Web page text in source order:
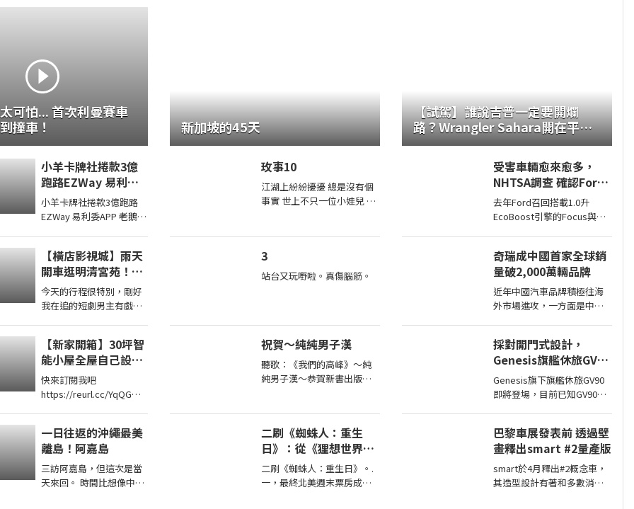
可怕... 首次利曼賽車
撞車！
小羊卡牌社捲款3億
跑路EZWay 易利委
APP 老鵝特搜1836
小羊卡牌社捲款3億跑路
EZWay 易利委APP 老鵝特
延長至8月14日 ...
【橫店影視城】雨天
開車逛明清宮苑！獨
家進入劇組探班，直
擊短劇男主定妝現
今天的行程很特別，剛好
我在追的短劇男主有戲要
看看，螢幕上的霸總私底
下是 ...
【新家開箱】30坪智
能小屋全屋自己設
計！自己裝潢居然省
了100萬！
快來訂閱我吧
https://reurl.cc/YqQGW0
我的FB在這兒
https://reurl.cc/5d9p5q
我 ...
一日往返的沖繩最美
離島！阿嘉島
三訪阿嘉島，但這次是當
天來回。 時間比想像中的
新加坡的45天
玫事10
江湖上紛紛擾擾 總是沒有個
事實 世上不只一位小娃兒 人
3
站台又玩嘢啦。真傷腦筋。
祝賀～純純男子漢
聽歌：《我們的高峰》～純
純男子漢～恭賀新書出版～
覺大家
二刷《蜘蛛人：重生
日》：從《狸想世界》
到《怪奇物語》
二刷《蜘蛛人：重生日》。.
一，最終北美週末票房成
【試駕】誰說吉普一定要開爛
路？Wrangler Sahara開在平路
一樣順！
受害車輛愈來愈多，
NHTSA調查 確認Ford
1.0升EcoBoost引擎正
時皮帶會產生碎屑導致
去年Ford召回搭載1.0升
EcoBoost引擎的Focus與
進入調查，之後甚至還擴大
範圍和技術工程分析，如今
則確認原因了。
奇瑞成中國首家全球銷
量破2,000萬輛品牌
近年中國汽車品牌積極往海
外市場進攻，一方面是中國
宣布全球累積銷量突破2,000
萬輛，也是第一家達此成績
的中國汽車品牌。
採對開門式設計，
Genesis旗艦休旅GV90
即將現身
Genesis旗下旗艦休旅GV90
即將登場，目前已知GV90將
巴黎車展發表前 透過壁
畫釋出smart #2量產版
smart於4月釋出#2概念車，
其造型設計有著和多數消費